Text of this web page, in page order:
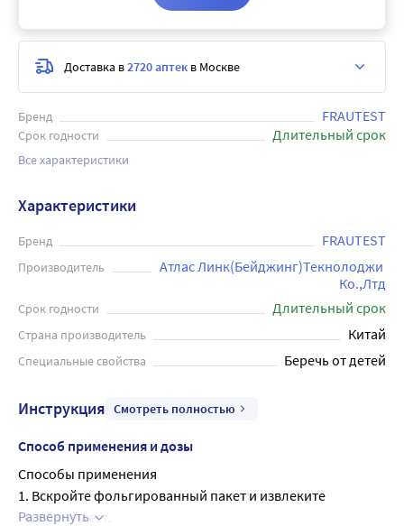
Бренд FRAUTEST
Срок годности Длительный срок
Все характеристики
Доставка в2720 аптек в Москве
Характеристики
Бренд FRAUTEST
Производитель
Атлас Линк(Бейджинг)Текнолоджи
Ко.,Лтд
Срок годности Длительный срок
Страна производитель Китай
Специальные свойства Беречь от детей
Инструкция Смотреть полностью
Способ применения и дозы
Способы применения
1. Вскройте фольгированный пакет и извлеките
струйный тест.
Развернуть